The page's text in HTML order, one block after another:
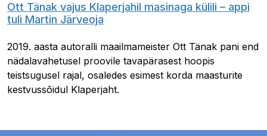
Ott Tänak vajus Klaperjahil masinaga külili – appi
tuli Martin Järveoja
2019. aasta autoralli maailmameister Ott Tänak pani end
nädalavahetusel proovile tavapärasest hoopis
teistsugusel rajal, osaledes esimest korda maasturite
kestvussõidul Klaperjaht.